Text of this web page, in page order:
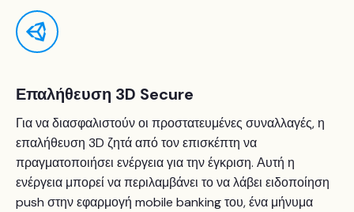
Επαλήθευση 3D Secure
Για να διασφαλιστούν οι προστατευμένες συναλλαγές, η
επαλήθευση 3D ζητά από τον επισκέπτη να
πραγματοποιήσει ενέργεια για την έγκριση. Αυτή η
ενέργεια μπορεί να περιλαμβάνει το να λάβει ειδοποίηση
push στην εφαρμογή mobile banking του, ένα μήνυμα